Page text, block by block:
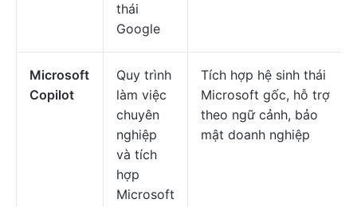
thái
Google
Microsoft
Copilot
Quy trình
làm việc
chuyên
nghiệp
và tích
hợp
Microsoft
Tích hợp hệ sinh thái
Microsoft gốc, hỗ trợ
theo ngữ cảnh, bảo
mật doanh nghiệp